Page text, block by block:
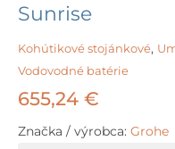
Sunrise
Kohútikové stojánkové,
Vodovodné batérie
655,24 €
Značka / výrobca: Grohe